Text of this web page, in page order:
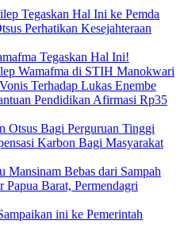
Tegaskan Hal Ini ke Pemda
Perhatikan Kesejahteraan
Tegaskan Hal Ini!
Wamafma di STIH Manokwari
Terhadap Lukas Enembe
Pendidikan Afirmasi Rp35
Otsus Bagi Perguruan Tinggi
Karbon Bagi Masyarakat
Mansinam Bebas dari Sampah
Barat, Permendagri
ini ke Pemerintah